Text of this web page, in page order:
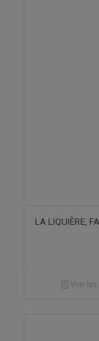
LA LIQUIÈRE,
Voir